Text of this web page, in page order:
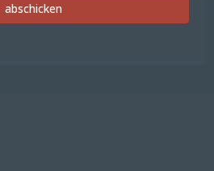
abschicken